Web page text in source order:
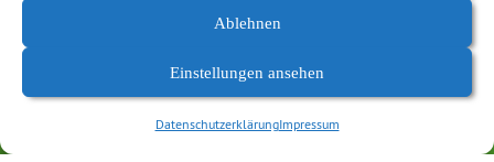
Ablehnen
Einstellungen ansehen
DatenschutzerklärungImpressum